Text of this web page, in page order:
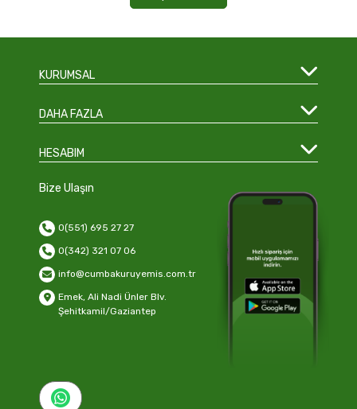
KURUMSAL
DAHA FAZLA
HESABIM
Bize Ulaşın
0(551) 695 27 27
0(342) 321 07 06
info@cumbakuruyemis.com.tr
Emek, Ali Nadi Ünler Blv.
Şehitkamil/Gaziantep